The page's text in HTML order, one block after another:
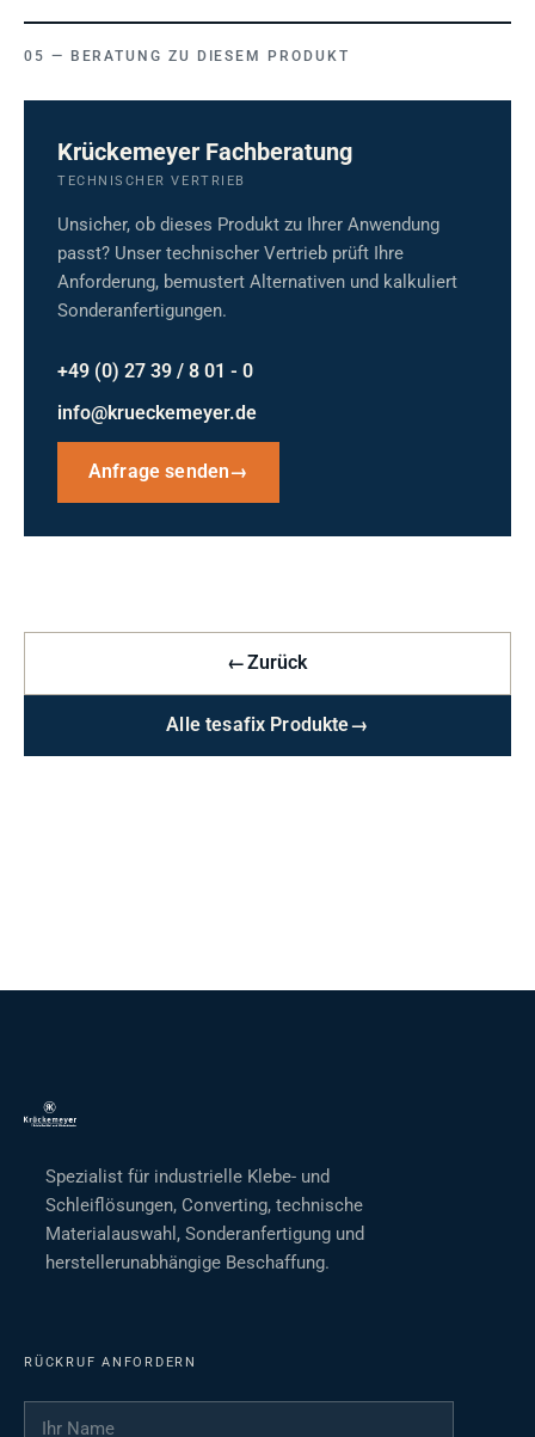
BERATUNG ZU DIESEM PRODUKT
Krückemeyer Fachberatung
TECHNISCHER VERTRIEB
Unsicher, ob dieses Produkt zu Ihrer Anwendung
passt? Unser technischer Vertrieb prüft Ihre
Anforderung, bemustert Alternativen und kalkuliert
Sonderanfertigungen.
+49 (0) 27 39 / 8 01 - 0
info@krueckemeyer.de
Anfrage senden→
←Zurück
Alle tesafix Produkte→
Spezialist für industrielle Klebe- und
Schleiflösungen, Converting, technische
Materialauswahl, Sonderanfertigung und
herstellerunabhängige Beschaffung.
RÜCKRUF ANFORDERN
Ihr Name